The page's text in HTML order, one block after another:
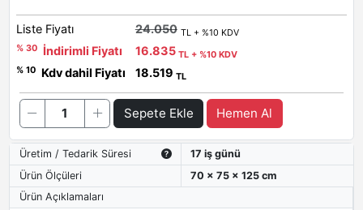
Liste Fiyatı 24.050 TL + %10 KDV
% 30
İndirimli Fiyatı 16.835 TL + %10 KDV
% 10
Kdv dahil Fiyatı 18.519 TL
Sepete Ekle Hemen Al
Üretim / Tedarik Süresi
17 iş günü
Ürün Ölçüleri
70 x 75 x 125 cm
Ürün Açıklamaları